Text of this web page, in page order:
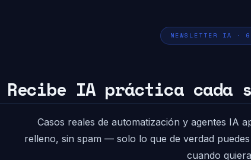
NEWSLETTER IA ·
Recibe IA práctica cada
Casos reales de automatización y agentes IA
relleno, sin spam — solo lo que de verdad
cuando